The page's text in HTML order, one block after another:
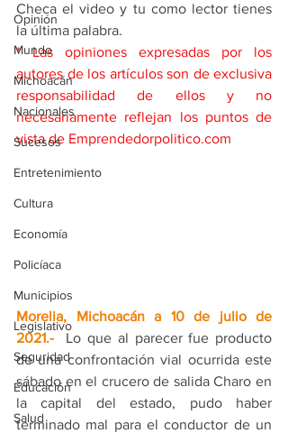
Opinión
Mundo
Michoacán
Nacionales
Sucesos
Entretenimiento
Cultura
Economía
Policíaca
Municipios
Legislativo
Seguridad
Educación
Salud
Checa el video y tu como lector tienes
la última palabra.
* Las opiniones expresadas por los
autores de los artículos son de exclusiva
responsabilidad de ellos y no
necesariamente reflejan los puntos de
vista de Emprendedorpolitico.com
Morelia, Michoacán a 10 de julio de
2021.-
Lo que al parecer fue producto
de una confrontación vial ocurrida este
sábado en el crucero de salida Charo en
la capital del estado, pudo haber
terminado mal para el conductor de un